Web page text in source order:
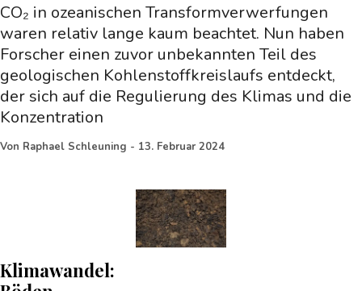
CO₂ in ozeanischen Transformverwerfungen
waren relativ lange kaum beachtet. Nun haben
Forscher einen zuvor unbekannten Teil des
geologischen Kohlenstoffkreislaufs entdeckt,
der sich auf die Regulierung des Klimas und die
Konzentration
Von Raphael Schleuning - 13. Februar 2024
Klimawandel: